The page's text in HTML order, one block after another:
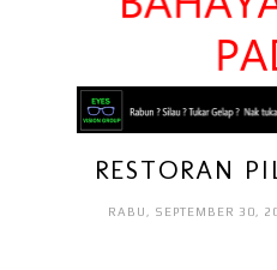
RESTORAN
RABU, SEPTEMBER 30,